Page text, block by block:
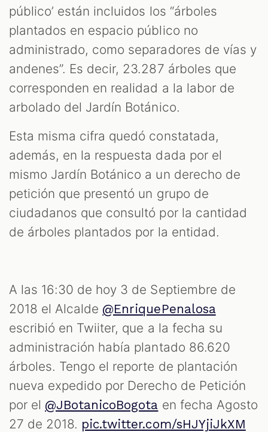
público’ están incluidos los “árboles
plantados en espacio público no
administrado, como separadores de vías y
andenes”. Es decir, 23.287 árboles que
corresponden en realidad a la labor de
arbolado del Jardín Botánico.
Esta misma cifra quedó constatada,
además, en la respuesta dada por el
mismo Jardín Botánico a un derecho de
petición que presentó un grupo de
ciudadanos que consultó por la cantidad
de árboles plantados por la entidad.
A las 16:30 de hoy 3 de Septiembre de
2018 el Alcalde @EnriquePenalosa
escribió en Twiiter, que a la fecha su
administración había plantado 86.620
árboles. Tengo el reporte de plantación
nueva expedido por Derecho de Petición
por el @JBotanicoBogota en fecha Agosto
27 de 2018. pic.twitter.com/sHJYjiJkXM